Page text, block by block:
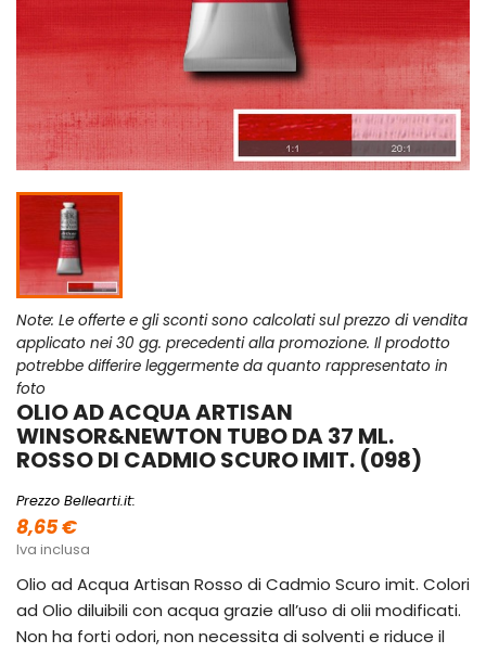
Note: Le offerte e gli sconti sono calcolati sul prezzo di vendita
applicato nei 30 gg. precedenti alla promozione. Il prodotto
potrebbe differire leggermente da quanto rappresentato in
foto
OLIO AD ACQUA ARTISAN
WINSOR&NEWTON TUBO DA 37 ML.
ROSSO DI CADMIO SCURO IMIT. (098)
Prezzo Bellearti.it:
8,65 €
Iva inclusa
Olio ad Acqua Artisan Rosso di Cadmio Scuro imit. Colori
ad Olio diluibili con acqua grazie all’uso di olii modificati.
Non ha forti odori, non necessita di solventi e riduce il